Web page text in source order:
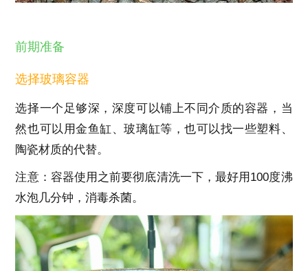
前期准备
选择玻璃容器
选择一个足够深，深度可以铺上不同介质的容器，当
然也可以用金鱼缸、玻璃缸等，也可以找一些塑料、
陶瓷材质的代替。
注意：容器使用之前要彻底清洗一下，最好用100度沸
水泡几分钟，消毒杀菌。